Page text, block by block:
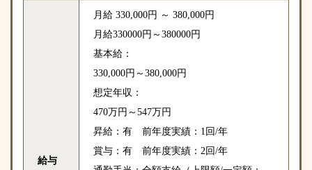
給与
月給 330,000円 ～ 380,000円
月給330000円～380000円
基本給：
330,000円～380,000円
想定年収：
470万円～547万円
昇給：有 前年度実績：1回/年
賞与：有 前年度実績：2回/年